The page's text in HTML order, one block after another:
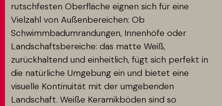
rutschfesten Oberfläche eignen sich für eine
Vielzahl von Außenbereichen: Ob
Schwimmbadumrandungen, Innenhöfe oder
Landschaftsbereiche: das matte Weiß,
zurückhaltend und einheitlich, fügt sich perfekt in
die natürliche Umgebung ein und bietet eine
visuelle Kontinuität mit der umgebenden
Landschaft. Weiße Keramikböden sind so